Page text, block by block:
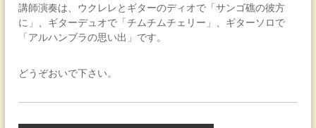
講師演奏は、ウクレレとギターのディオで「サンゴ礁の彼方
に」、ギターデュオで「チムチムチェリー」、ギターソロで
「アルハンブラの思い出」です。
どうぞおいで下さい。